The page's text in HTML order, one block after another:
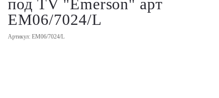
под TV "Emerson" арт
EM06/7024/L
Артикул: EM06/7024/L